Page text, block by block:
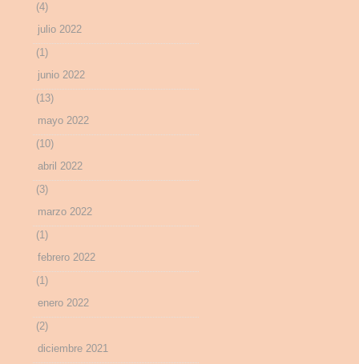
(4)
julio 2022
(1)
junio 2022
(13)
mayo 2022
(10)
abril 2022
(3)
marzo 2022
(1)
febrero 2022
(1)
enero 2022
(2)
diciembre 2021